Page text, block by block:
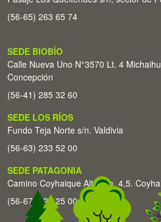
(56-65) 263 65 74
SEDE BIOBÍO
Calle Nueva Uno N°3570 Lt. 4
Concepción
(56-41) 285 32 60
SEDE LOS RÍOS
Fundo Teja Norte s/n. Valdivia
(56-63) 233 52 00
SEDE PATAGONIA
Camino Coyhaique Alto Km. 4,5.
(56-67) 226 25 00